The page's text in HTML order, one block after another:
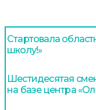
Стартовала
школу!»
Шестидесятая
на базе центра